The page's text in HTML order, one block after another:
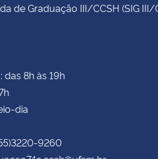
de Graduação III/CCSH (SIG III/
das 8h às 19h
dia
9260